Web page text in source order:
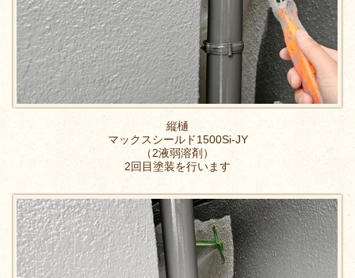
縦樋
マックスシールド1500Si-JY
（2液弱溶剤）
2回目塗装を行います